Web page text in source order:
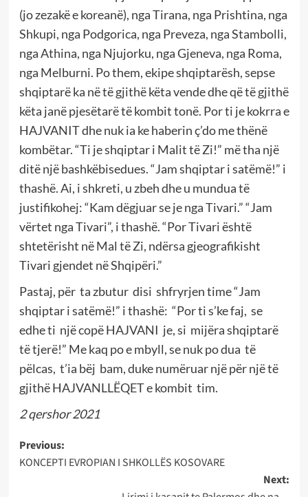
(jo zezakë e koreanë), nga Tirana, nga Prishtina, nga
Shkupi, nga Podgorica, nga Preveza, nga Stambolli,
nga Athina, nga Njujorku, nga Gjeneva, nga Roma,
nga Melburni. Po them, ekipe shqiptarësh, sepse
shqiptarë ka në të gjithë këta vende dhe që të gjithë
këta janë pjesëtarë të kombit tonë. Por ti je kokrra e
HAJVANIT dhe nuk ia ke haberin ç’do me thënë
kombëtar. “Ti je shqiptar i Malit të Zi!” më tha një
ditë një bashkëbisedues. “Jam shqiptar i satëmë!” i
thashë. Ai, i shkreti, u zbeh dhe u mundua të
justifikohej: “Kam dëgjuar se je nga Tivari.” “Jam
vërtet nga Tivari”, i thashë. “Por Tivari është
shtetërisht në Mal të Zi, ndërsa gjeografikisht
Tivari gjendet në Shqipëri.”
Pastaj, për ta zbutur disi shfryrjen time “Jam
shqiptar i satëmë!” i thashë: “Por ti s’ke faj, se
edhe ti një copë HAJVANI je, si mijëra shqiptarë
të tjerë!” Me kaq po e mbyll, se nuk po dua të
pëlcas, t’ia bëj bam, duke numëruar një për një të
gjithë HAJVANLLËQET e kombit tim.
2 qershor 2021
Post
navigation
Previous:
KONCEPTI EVROPIAN I SHKOLLËS KOSOVARE
Next: